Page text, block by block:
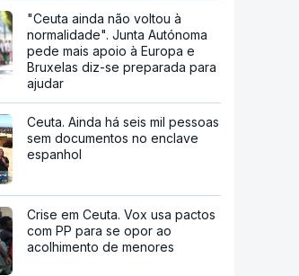
"Ceuta ainda não voltou à
normalidade". Junta Autónoma
pede mais apoio à Europa e
Bruxelas diz-se preparada para
ajudar
Ceuta. Ainda há seis mil pessoas
sem documentos no enclave
espanhol
Crise em Ceuta. Vox usa pactos
com PP para se opor ao
acolhimento de menores